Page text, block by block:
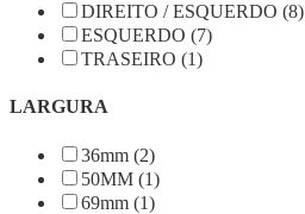
DIREITO / ESQUERDO (8)
ESQUERDO (7)
TRASEIRO (1)
LARGURA
36mm (2)
50MM (1)
69mm (1)